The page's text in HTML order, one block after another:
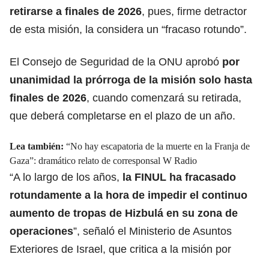
retirarse a finales de 2026, pues, firme detractor
de esta misión, la considera un “fracaso rotundo”.
El Consejo de Seguridad de la ONU aprobó por
unanimidad la prórroga de la misión solo hasta
finales de 2026, cuando comenzará su retirada,
que deberá completarse en el plazo de un año.
Lea también: “No hay escapatoria de la muerte en la Franja de
Gaza”: dramático relato de corresponsal W Radio
“A lo largo de los años, la FINUL ha fracasado
rotundamente a la hora de impedir el continuo
aumento de tropas de Hizbulá en su zona de
operaciones”, señaló el Ministerio de Asuntos
Exteriores de Israel, que critica a la misión por